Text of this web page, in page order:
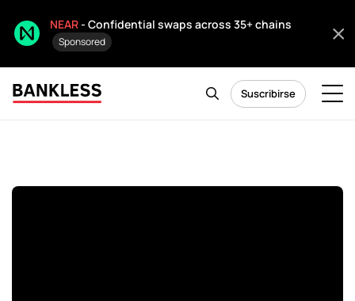
NEAR- Confidential swaps across 35+ chains
Sponsored
Suscribirse